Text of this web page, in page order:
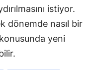
istiyor.
dönemde nasıl bir
yeni